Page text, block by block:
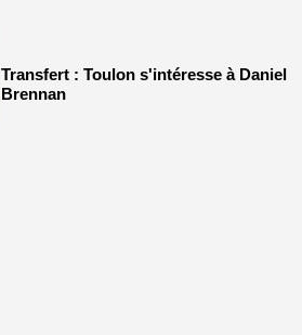
Transfert : Toulon s'intéresse à Daniel
Brennan